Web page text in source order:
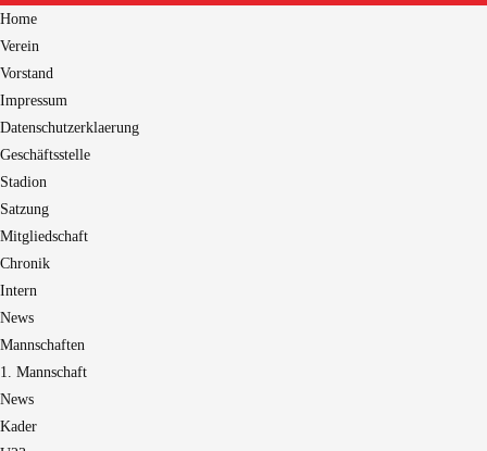
Home
Verein
Vorstand
Impressum
Datenschutzerklaerung
Geschäftsstelle
Stadion
Satzung
Mitgliedschaft
Chronik
Intern
News
Mannschaften
1. Mannschaft
News
Kader